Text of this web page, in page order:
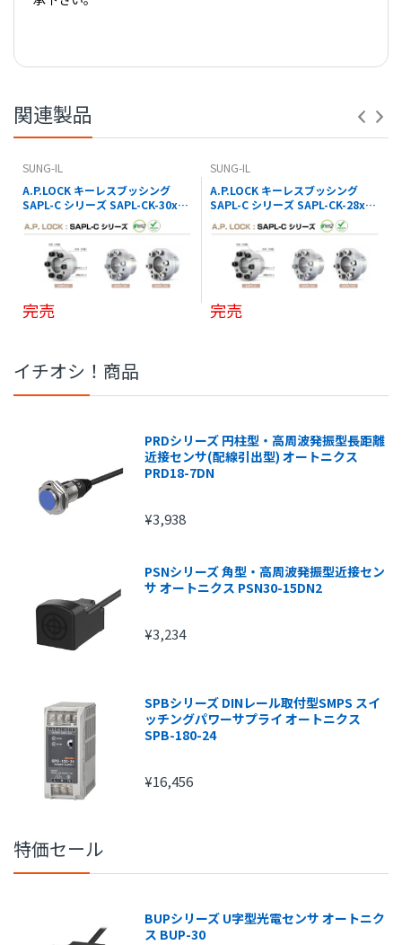
【 PDFダウンロード02 】
※コナビストアでの表記の金額は全て税込価格です。
関連製品
SUNG-IL
A.P.LOCK キーレスブッシング
SAPL-C シリーズ SAPL-CK-30x41
完売
SUNG-IL
A.P.LOCK キーレスブッシング
SAPL-C シリーズ SAPL-CK-28x39
完売
イチオシ！商品
PRDシリーズ 円柱型・高周波発振型長距離
近接センサ(配線引出型) オートニクス
PRD18-7DN
¥3,938
PSNシリーズ 角型・高周波発振型近接セン
サ オートニクス PSN30-15DN2
¥3,234
SPBシリーズ DINレール取付型SMPS スイ
ッチングパワーサプライ オートニクス
SPB-180-24
¥16,456
特価セール
BUPシリーズ U字型光電センサ オートニク
ス BUP-30